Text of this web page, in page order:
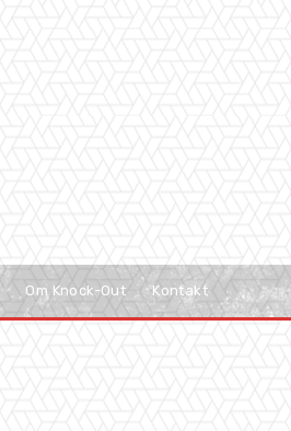
Om Knock-Out Kontakt